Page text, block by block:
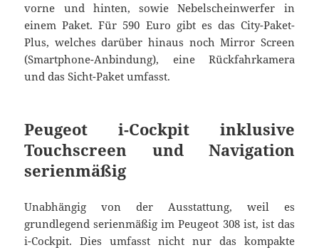
vorne und hinten, sowie Nebelscheinwerfer in
einem Paket. Für 590 Euro gibt es das City-Paket-
Plus, welches darüber hinaus noch Mirror Screen
(Smartphone-Anbindung), eine Rückfahrkamera
und das Sicht-Paket umfasst.
Peugeot i-Cockpit inklusive
Touchscreen und Navigation
serienmäßig
Unabhängig von der Ausstattung, weil es
grundlegend serienmäßig im Peugeot 308 ist, ist das
i-Cockpit. Dies umfasst nicht nur das kompakte